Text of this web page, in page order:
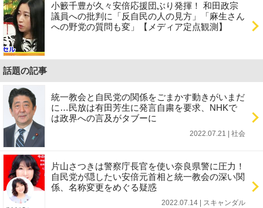
小籔千豊が久々安倍応援団ぶり発揮！ 和田政宗
議員への批判に「反自民の人の見方」「麻生さん
への野党の質問も変」【メディア定点観測】
話題の記事
統一教会と自民党の関係をごまかす動きがいまだ
に…民放は有田芳生に発言自粛を要求、NHKで
は政界への言及がタブーに
2022.07.21 | 社会
片山さつきは警察庁長官を使い奈良県警に圧力！
自民党が隠したい安倍元首相と統一教会の深い関
係、名称変更をめぐる疑惑
2022.07.14 | スキャンダル